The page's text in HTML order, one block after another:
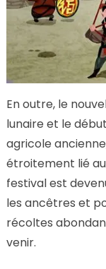
En outre, le
lunaire et le
agricole
étroitement lié
festival est
les ancêtres et
récoltes
venir.